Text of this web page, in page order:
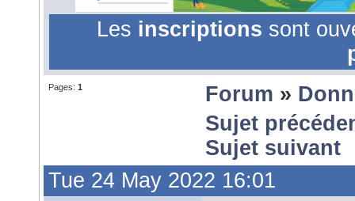
Les inscriptions sont
Pages: 1 Forum »
Sujet
Sujet suivant
Tue 24 May 2022 16:01